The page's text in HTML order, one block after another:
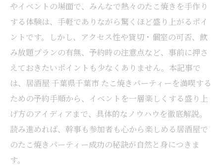
やイベントの場面で、みんなで熱々のたこ焼きを手作り
する体験は、手軽でありながら驚くほど盛り上がるポイ
ントです。しかし、アクセス性や貸切・個室の可否、飲
み放題プランの有無、予約時の注意点など、事前に押さ
えておきたいポイントも少なくありません。本記事で
は、居酒屋 千葉県千葉市 たこ焼きパーティーを満喫する
ための予約手順から、イベントを一層楽しくする盛り上
げ方のアイディアまで、具体的なノウハウを徹底解説。
読み進めれば、幹事も参加者も心から楽しめる居酒屋で
のたこ焼きパーティー成功の秘訣が自然と身につきま
す。